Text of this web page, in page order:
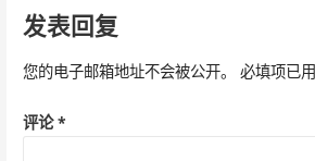
导
航
发表回复
您的电子邮箱地址不会被公开。 必填项已用
评论*